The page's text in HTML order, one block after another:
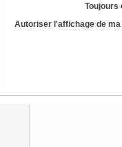
Toujours
Autoriser l'affichage de